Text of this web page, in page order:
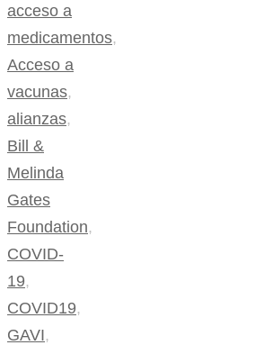
acceso a
medicamentos,
Acceso a
vacunas,
alianzas,
Bill &
Melinda
Gates
Foundation,
COVID-
19,
COVID19,
GAVI,